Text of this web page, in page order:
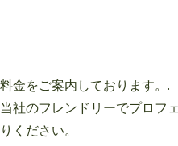
金をご案内しております。.
社のフレンドリーでプロフ
ください。